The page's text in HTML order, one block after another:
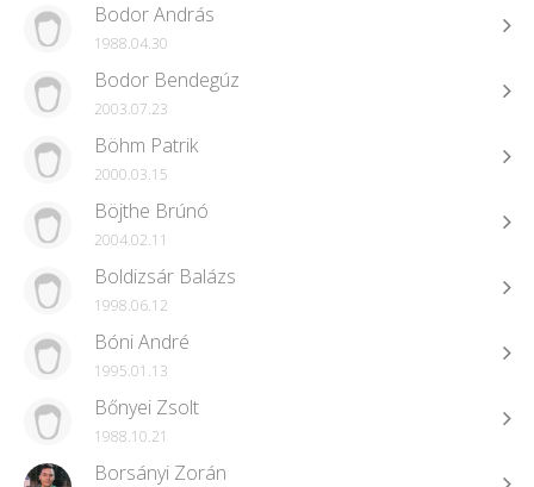
Bodor András
1988.04.30
Bodor Bendegúz
2003.07.23
Böhm Patrik
2000.03.15
Böjthe Brúnó
2004.02.11
Boldizsár Balázs
1998.06.12
Bóni André
1995.01.13
Bőnyei Zsolt
1988.10.21
Borsányi Zorán